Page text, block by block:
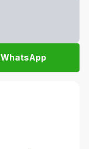
WhatsApp